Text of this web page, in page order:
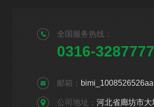
全国服务热线：
0316-3287777
邮箱：
公司地址： 河北省廊坊市